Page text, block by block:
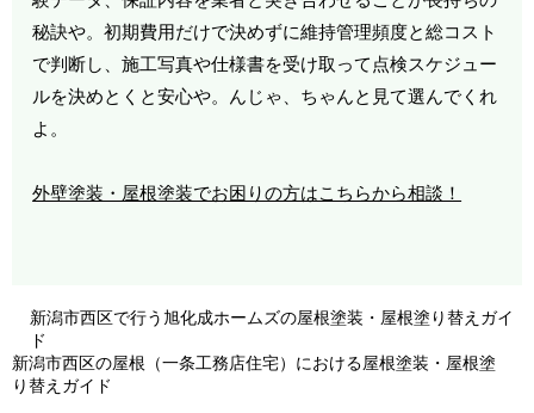
秘訣や。初期費用だけで決めずに維持管理頻度と総コスト
で判断し、施工写真や仕様書を受け取って点検スケジュー
ルを決めとくと安心や。んじゃ、ちゃんと見て選んでくれ
よ。
外壁塗装・屋根塗装でお困りの方はこちらから相談！
新潟市西区で行う旭化成ホームズの屋根塗装・屋根塗り替えガイ
ド
新潟市西区の屋根（一条工務店住宅）における屋根塗装・屋根塗
り替えガイド